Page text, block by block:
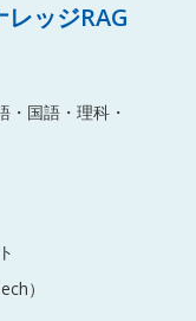
ッジRAG
・国語・理科・
）